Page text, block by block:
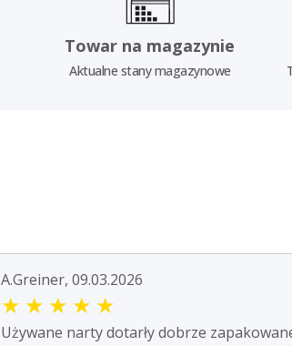
Towar na magazynie
Aktualne stany magazynowe
A.Greiner, 09.03.2026
★ ★ ★ ★ ★
Używane narty dotarły dobrze